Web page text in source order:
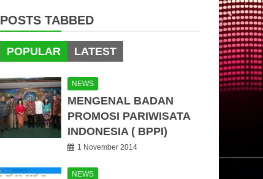
POSTS TABBED
POPULAR LATEST
NEWS
MENGENAL BADAN
PROMOSI PARIWISATA
INDONESIA ( BPPI)
1 November 2014
NEWS